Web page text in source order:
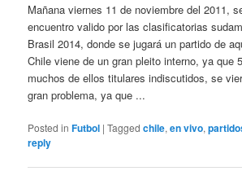
Mañana viernes 11 de noviembre del 2011,
encuentro valido por las clasificatorias
Brasil 2014, donde se jugará un partido de
Chile viene de un gran pleito interno, ya que
muchos de ellos titulares indiscutidos, se
gran problema, ya que ...
Posted in Futbol |Tagged chile,en vivo,
reply